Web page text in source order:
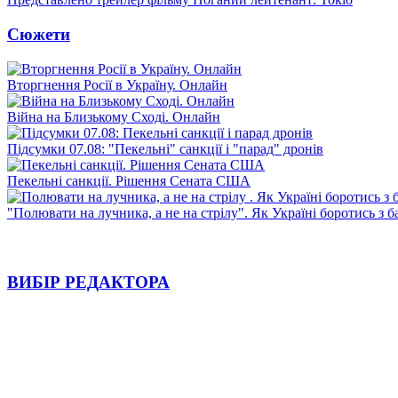
Сюжети
Вторгнення Росії в Україну. Онлайн
Війна на Близькому Сході. Онлайн
Підсумки 07.08: "Пекельні" санкції і "парад" дронів
Пекельні санкції. Рішення Сената США
"Полювати на лучника, а не на стрілу". Як Україні боротись з
ВИБІР РЕДАКТОРА